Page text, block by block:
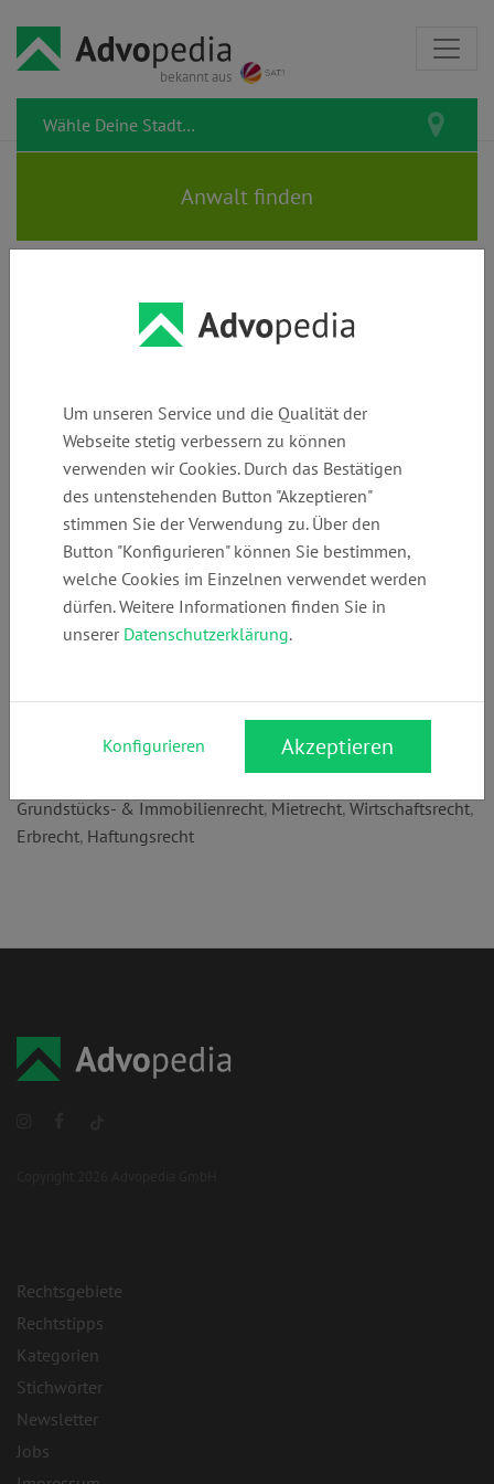
bekannt aus
DOMINIK BASTIAN |
Notar
Telefon:
+49 (0)
69956306200
E-Mail:
d.bastian@kanzl
ei-bastian.de
www.kanzlei-
bastian.de
Grundstücks- & Immobilienrecht, Mietrecht, Wirtschaftsrecht,
Erbrecht, Haftungsrecht
Rechtsgebiete
Rechtstipps
Kategorien
Stichwörter
Newsletter
Jobs
Um unseren Service und die Qualität der
Webseite stetig verbessern zu können
verwenden wir Cookies. Durch das Bestätigen
des untenstehenden Button "Akzeptieren"
stimmen Sie der Verwendung zu. Über den
Button "Konfigurieren" können Sie bestimmen,
welche Cookies im Einzelnen verwendet werden
dürfen. Weitere Informationen finden Sie in
unserer Datenschutzerklärung.
Konfigurieren Akzeptieren